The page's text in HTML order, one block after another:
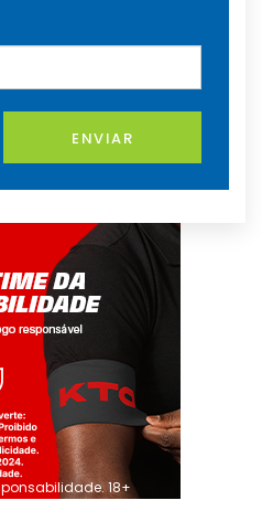
ENVIAR
18+